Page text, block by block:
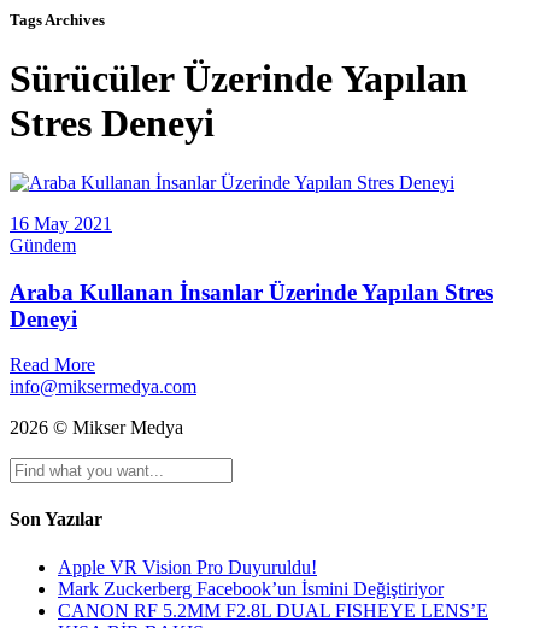
Tags Archives
Sürücüler Üzerinde Yapılan
Stres Deneyi
16 May 2021
Gündem
Araba Kullanan İnsanlar Üzerinde Yapılan Stres
Deneyi
Read More
info@miksermedya.com
2026 © Mikser Medya
Son Yazılar
Apple VR Vision Pro Duyuruldu!
Mark Zuckerberg Facebook’un İsmini Değiştiriyor
CANON RF 5.2MM F2.8L DUAL FISHEYE LENS’E